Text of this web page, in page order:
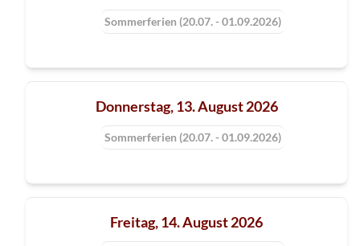
Sommerferien (20.07. - 01.09.2026)
Donnerstag, 13. August 2026
Sommerferien (20.07. - 01.09.2026)
Freitag, 14. August 2026